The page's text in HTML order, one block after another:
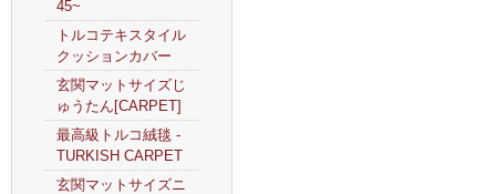
45~
トルコテキスタイル
クッションカバー
玄関マットサイズじ
ゅうたん[CARPET]
最高級トルコ絨毯 -
TURKISH CARPET
玄関マットサイズニ